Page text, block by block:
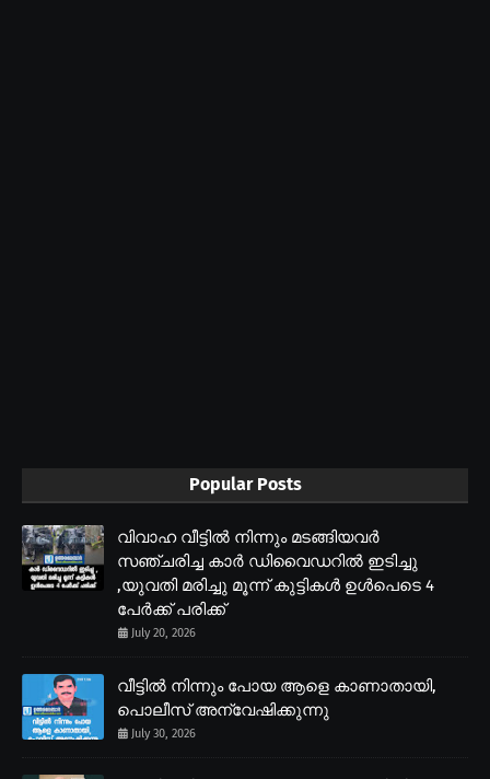
Popular Posts
വിവാഹ വീട്ടിൽ നിന്നും മടങ്ങിയവർ
സഞ്ചരിച്ച കാർ ഡിവൈഡറിൽ ഇടിച്ചു
,യുവതി മരിച്ചു മൂന്ന് കുട്ടികൾ ഉൾപെടെ 4
പേർക്ക് പരിക്ക്
July 20, 2026
വീട്ടിൽ നിന്നും പോയ ആളെ കാണാതായി,
പൊലീസ് അന്വേഷിക്കുന്നു
July 30, 2026